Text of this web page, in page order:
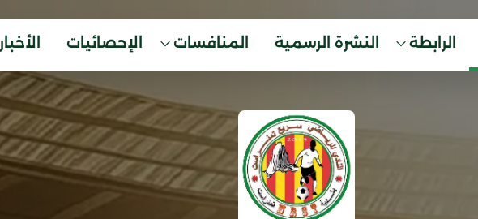
الرابطة النشرة الرسمية المنافسات الإحصائيات الأخبار